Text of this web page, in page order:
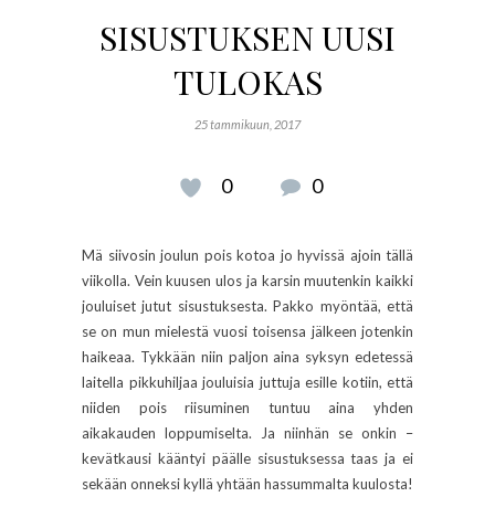
SISUSTUKSEN UUSI
TULOKAS
25 tammikuun, 2017
0 0
Mä siivosin joulun pois kotoa jo hyvissä ajoin tällä
viikolla. Vein kuusen ulos ja karsin muutenkin kaikki
jouluiset jutut sisustuksesta. Pakko myöntää, että
se on mun mielestä vuosi toisensa jälkeen jotenkin
haikeaa. Tykkään niin paljon aina syksyn edetessä
laitella pikkuhiljaa jouluisia juttuja esille kotiin, että
niiden pois riisuminen tuntuu aina yhden
aikakauden loppumiselta. Ja niinhän se onkin –
kevätkausi kääntyi päälle sisustuksessa taas ja ei
sekään onneksi kyllä yhtään hassummalta kuulosta!